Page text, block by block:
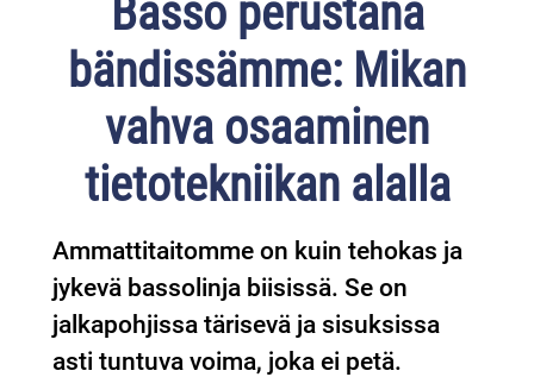
Basso perustana
bändissämme: Mikan
vahva osaaminen
tietotekniikan alalla
Ammattitaitomme on kuin tehokas ja
jykevä bassolinja biisissä. Se on
jalkapohjissa tärisevä ja sisuksissa
asti tuntuva voima, joka ei petä.